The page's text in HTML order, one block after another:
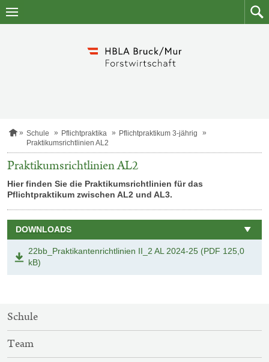
Zum
Zum
S
a
r
t
s
e
i
t
e
Schule Pflichtpraktika
Pflichtpraktikum 3-jährig
Praktikumsrichtlinien AL2
Praktikumsrichtlinien AL2
Hier finden Sie die Praktikumsrichtlinien für das
Pflichtpraktikum zwischen AL2 und AL3.
DOWNLOADS
22bb_Praktikantenrichtlinien II_2 AL 2024-25 (PDF 125,0
kB)
SITEMAP-
NAVIGATION
Schule
Team